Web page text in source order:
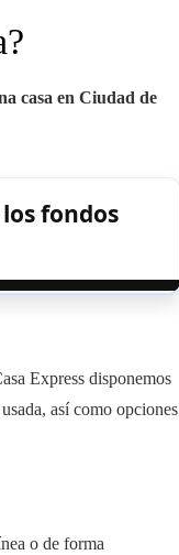
casa en Ciudad de
fondos
Express disponemos
así como opciones
o de forma